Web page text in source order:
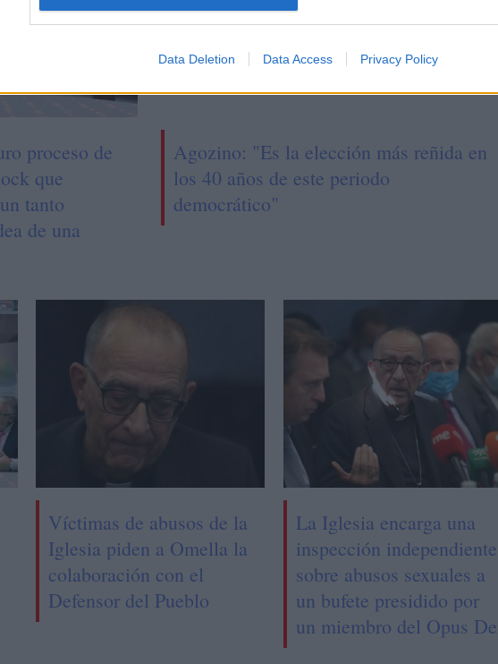
Data Deletion Data Access Privacy Policy
proceso de
que
tanto
de una
Agozino: "Es la elección más reñida en
los 40 años de este periodo
democrático"
Víctimas de abusos de la
Iglesia piden a Omella la
colaboración con el
Defensor del Pueblo
La Iglesia encarga una
inspección independiente
sobre abusos sexuales a
un bufete presidido por
un miembro del Opus